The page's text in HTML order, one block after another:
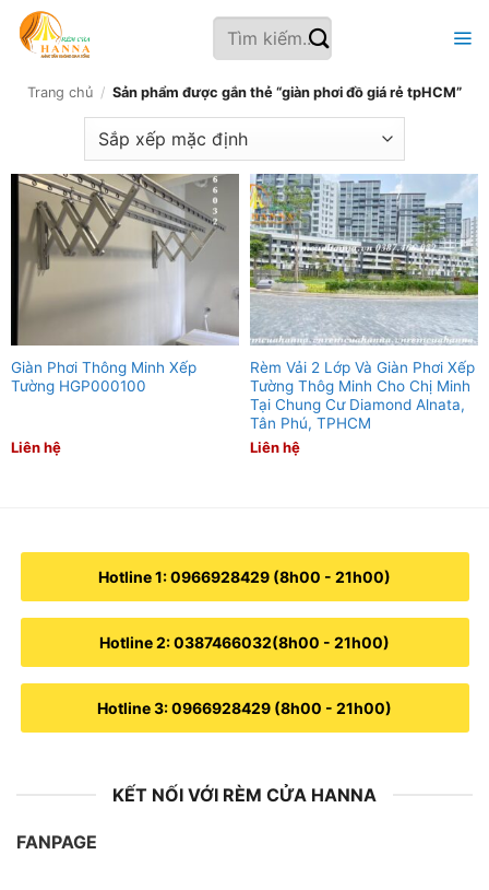
qua
dung
Tìm
kiếm:
Trang chủ / Sản phẩm được gắn thẻ “giàn phơi đồ giá rẻ tpHCM”
Giàn Phơi Thông Minh Xếp
Tường HGP000100
Liên hệ
Rèm Vải 2 Lớp Và Giàn Phơi Xếp
Tường Thôg Minh Cho Chị Minh
Tại Chung Cư Diamond Alnata,
Tân Phú, TPHCM
Liên hệ
Hotline 1: 0966928429 (8h00 - 21h00)
Hotline 2: 0387466032(8h00 - 21h00)
Hotline 3: 0966928429 (8h00 - 21h00)
KẾT NỐI VỚI RÈM CỬA HANNA
FANPAGE